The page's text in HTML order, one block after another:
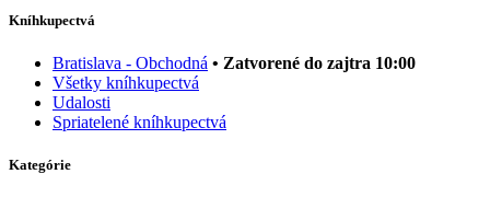
Kníhkupectvá
Bratislava - Obchodná • Zatvorené do zajtra 10:00
Všetky kníhkupectvá
Udalosti
Spriatelené kníhkupectvá
Kategórie